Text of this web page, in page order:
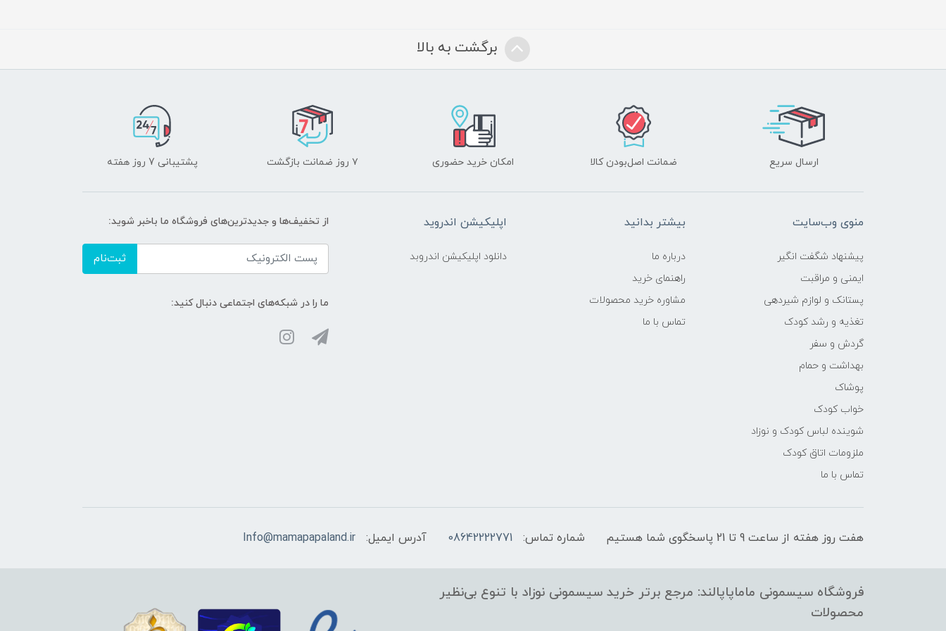
برگشت به بالا
ارسال سریع ضمانت اصل‌بودن کالا امکان خرید حضوری ۷ روز ضمانت بازگشت پشتیبانی 7 روز هفته
منوی وب‌سایت
پیشنهاد شگفت انگیر
ایمنی و مراقبت
پستانک و لوازم شیردهی
تغذیه و رشد کودک
گردش و سفر
بهداشت و حمام
پوشاک
خواب کودک
شوینده لباس کودک و نوزاد
ملزومات اتاق کودک
تماس با ما
بیشتر بدانید
درباره ما
راهنمای خرید
مشاوره خرید محصولات
تماس با ما
اپلیکیشن اندروید
دانلود اپلیکیشن اندروبد
از تخفیف‌ها و جدیدترین‌های فروشگاه ما باخبر شوید:
ثبت‌نام
ما را در شبکه‌های اجتماعی دنبال کنید:
هفت روز هفته از ساعت 9 تا 21 پاسخگوی شما هستیم شماره تماس: 08642222771 آدرس ایمیل: Info@mamapapaland.ir
فروشگاه سیسمونی ماماپاپالند: مرجع برتر خرید سیسمونی نوزاد با تنوع بی‌نظیر
محصولات